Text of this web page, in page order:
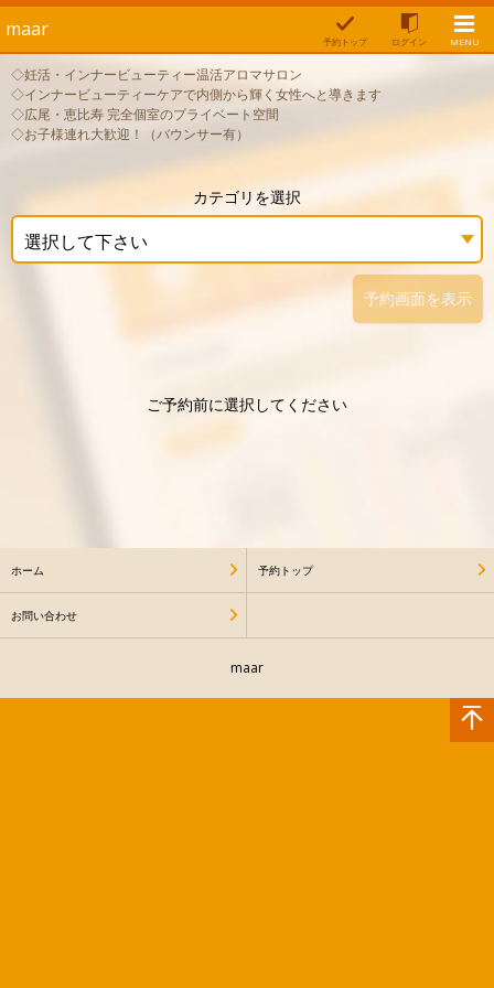
maar
予約トップ ログイン MENU
◇妊活・インナービューティー温活アロマサロン
◇インナービューティーケアで内側から輝く女性へと導きます
◇広尾・恵比寿 完全個室のプライベート空間
◇お子様連れ大歓迎！（バウンサー有）
カテゴリを選択
選択して下さい
予約画面を表示
ご予約前に選択してください
ホーム 予約トップ
お問い合わせ
maar